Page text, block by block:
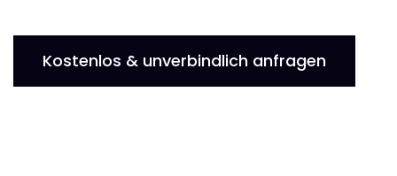
Kostenlos & unverbindlich anfragen